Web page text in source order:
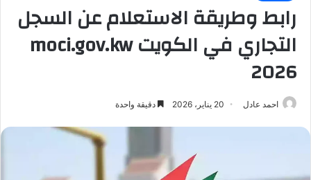
رابط وطريقة الاستعلام عن السجل
التجاري في الكويت moci.gov.kw
2026
احمد عادل 20 يناير، 2026 دقيقة واحدة